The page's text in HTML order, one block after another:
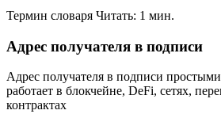
Термин словаря Читать: 1 мин.
Адрес получателя в подписи
Адрес получателя в подписи
работает в блокчейне, DeFi, сетях,
контрактах